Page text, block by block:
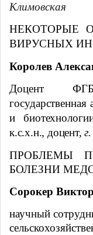
Климовская
НЕКОТОРЫЕ
ВИРУСНЫХ
Королев
Доцент
и
к.с.х.н., доцент,
ПРОБЛЕМЫ
БОЛЕЗНИ
Сорокер
научный